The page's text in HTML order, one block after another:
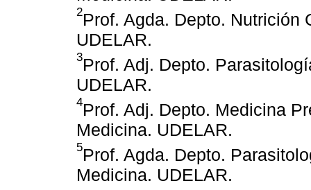
2Prof. Agda. Depto. Nutrición
UDELAR.
3Prof. Adj. Depto.
UDELAR.
4Prof. Adj. Depto. Medicina
Medicina. UDELAR.
5Prof. Agda. Depto.
Medicina. UDELAR.